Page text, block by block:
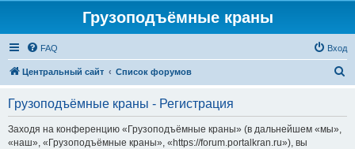
Грузоподъёмные краны
FAQ Вход
Центральный сайт Список форумов
Грузоподъёмные краны - Регистрация
Заходя на конференцию «Грузоподъёмные краны» (в дальнейшем «мы»,
«наш», «Грузоподъёмные краны», «https://forum.portalkran.ru»), вы